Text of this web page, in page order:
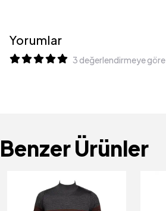
Yorumlar
3 değerlendirmeye göre
Benzer Ürünler